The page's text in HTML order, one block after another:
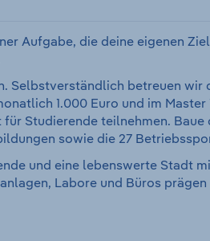
Aufgabe, die deine eigenen
Selbstverständlich betreuen
1.000 Euro und im
Studierende teilnehmen.
sowie die 27
und eine lebenswerte Stadt
Labore und Büros